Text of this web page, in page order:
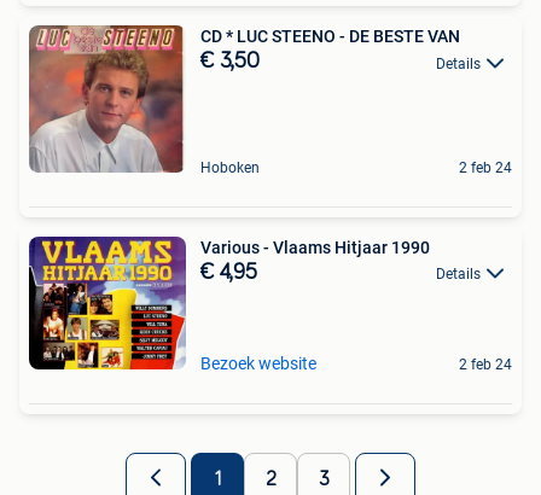
CD * LUC STEENO - DE BESTE VAN
€ 3,50 Details
Hoboken 2 feb 24
Various - Vlaams Hitjaar 1990
€ 4,95 Details
Bezoek website 2 feb 24
1 2 3